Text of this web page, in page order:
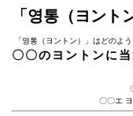
「영통（ヨン
「영통（ヨントン）」はどのよ
〇〇のヨントンに当
〇〇エ